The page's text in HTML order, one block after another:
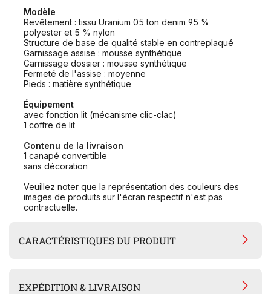
Modèle
Revêtement : tissu Uranium 05 ton denim 95 %
polyester et 5 % nylon
Structure de base de qualité stable en contreplaqué
Garnissage assise : mousse synthétique
Garnissage dossier : mousse synthétique
Fermeté de l'assise : moyenne
Pieds : matière synthétique
Équipement
avec fonction lit (mécanisme clic-clac)
1 coffre de lit
Contenu de la livraison
1 canapé convertible
sans décoration
Veuillez noter que la représentation des couleurs des
images de produits sur l'écran respectif n'est pas
contractuelle.
CARACTÉRISTIQUES DU PRODUIT
EXPÉDITION & LIVRAISON